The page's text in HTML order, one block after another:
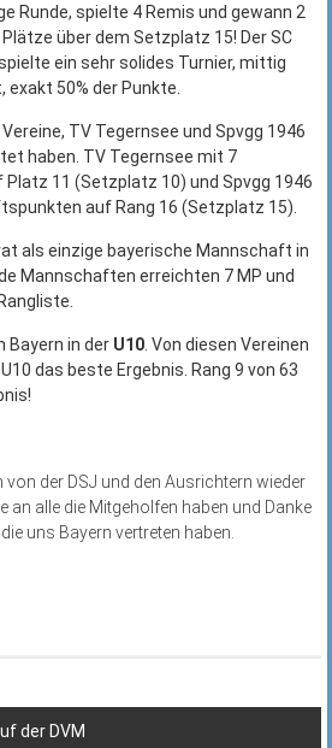
Runde, spielte 4 Remis und gewann 2
über dem Setzplatz 15! Der SC
ein sehr solides Turnier, mittig
50% der Punkte.
TV Tegernsee und Spvgg 1946
haben. TV Tegernsee mit 7
11 (Setzplatz 10) und Spvgg 1946
auf Rang 16 (Setzplatz 15).
als einzige bayerische Mannschaft in
Mannschaften erreichten 7 MP und
Bayern in der U10. Von diesen Vereinen
das beste Ergebnis. Rang 9 von 63
der DSJ und den Ausrichtern wieder
an alle die Mitgeholfen haben und Danke
uns Bayern vertreten haben.
der DVM